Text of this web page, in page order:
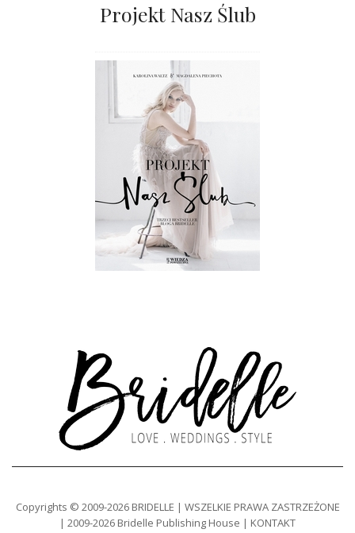
Projekt Nasz Ślub
Copyrights © 2009-2026 BRIDELLE | WSZELKIE PRAWA ZASTRZEŻONE
| 2009-2026 Bridelle Publishing House | KONTAKT